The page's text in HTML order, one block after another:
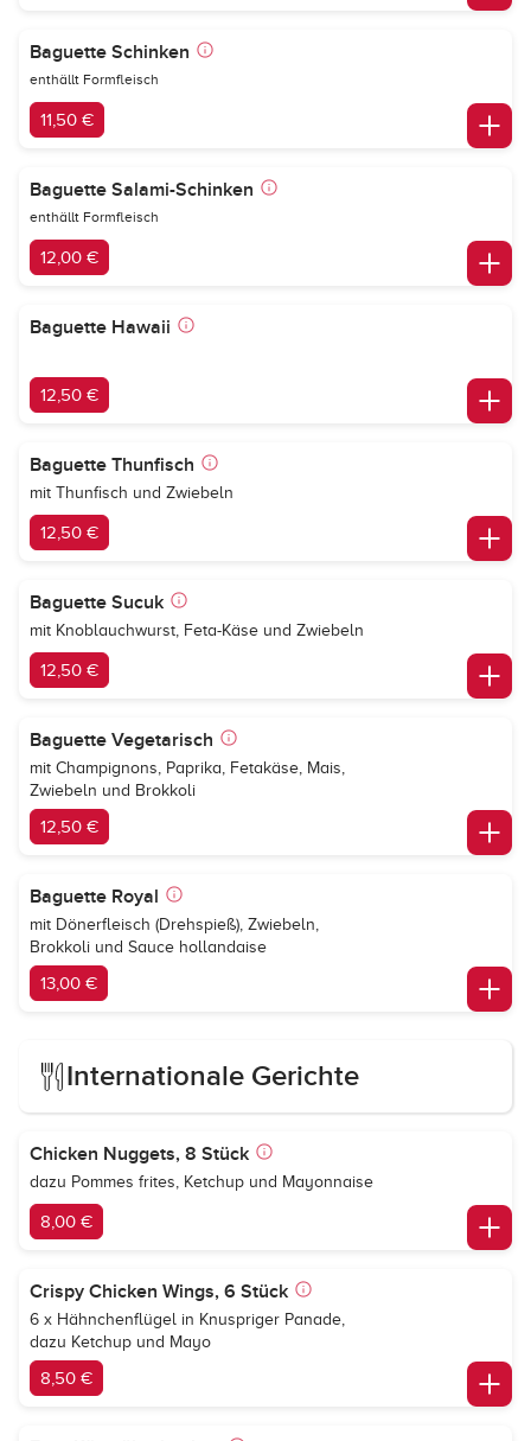
Baguette Schinken
enthällt Formfleisch
11,50 €
Baguette Salami-Schinken
enthällt Formfleisch
12,00 €
Baguette Hawaii
12,50 €
Baguette Thunfisch
mit Thunfisch und Zwiebeln
12,50 €
Baguette Sucuk
mit Knoblauchwurst, Feta-Käse und Zwiebeln
12,50 €
Baguette Vegetarisch
mit Champignons, Paprika, Fetakäse, Mais,
Zwiebeln und Brokkoli
12,50 €
Baguette Royal
mit Dönerfleisch (Drehspieß), Zwiebeln,
Brokkoli und Sauce hollandaise
13,00 €
Internationale Gerichte
Chicken Nuggets, 8 Stück
dazu Pommes frites, Ketchup und Mayonnaise
8,00 €
Crispy Chicken Wings, 6 Stück
6 x Hähnchenflügel in Knuspriger Panade,
dazu Ketchup und Mayo
8,50 €